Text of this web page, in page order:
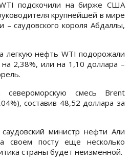
подскочили на бирже США
крупнейшей в мире
– саудовского короля Абдаллы,
легкую нефть WTI подорожали
2,38%, или на 1,10 доллара –
смесь Brent
составив 48,52 доллара за
министр нефти Али
своем посту еще несколько
страны будет неизменной.